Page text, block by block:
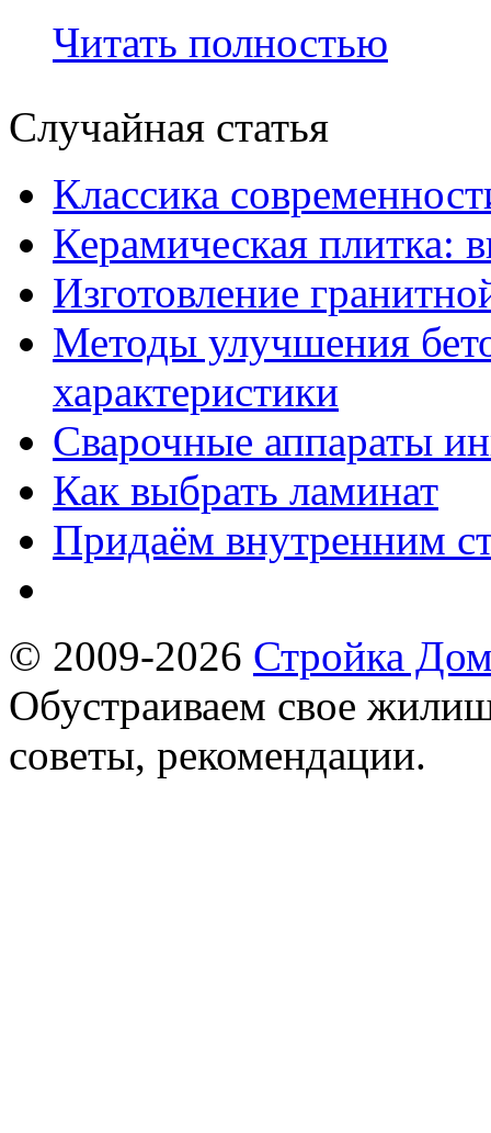
Читать полностью
Случайная статья
Классика
Керамическая плитка:
Изготовление
Методы улучшения
характеристики
Сварочные аппараты
Как выбрать ламинат
Придаём внутренним
© 2009-2026 Стройка
Обустраиваем свое
советы, рекомендации.